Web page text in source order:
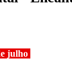
julho